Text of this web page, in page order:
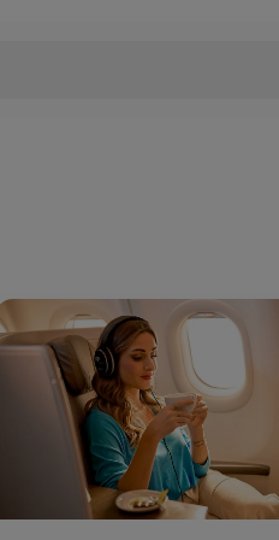
transferência mínima